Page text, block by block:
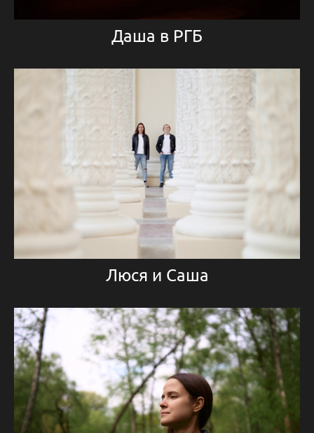
Даша в РГБ
Люся и Саша